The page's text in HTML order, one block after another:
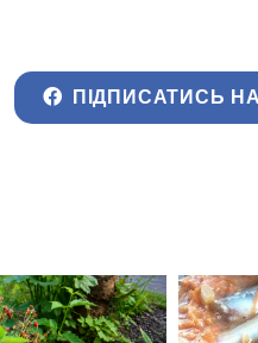
ПІДПИСАТИСЬ